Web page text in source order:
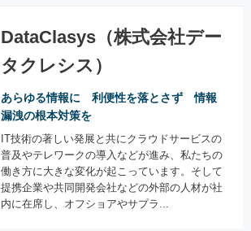
DataClasys（株式会社デー
タクレシス）
あらゆる情報に 利便性を落とさず 情報
漏洩の根本対策を
IT技術の著しい発展と共にクラウドサービスの
普及やテレワークの導入などが進み、私たちの
働き方に大きな変化が起こっています。そして
提携企業や共同開発会社などの外部の人材が社
内に在席し、オフショアやサプラ...